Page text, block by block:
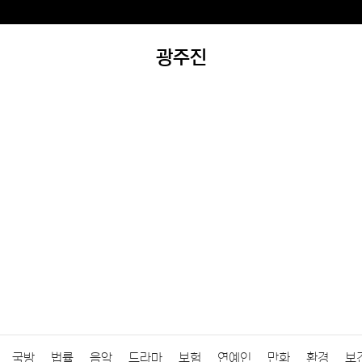
광주진
국방 법률 음악 드라마 보험 연예인 만화 환경 보